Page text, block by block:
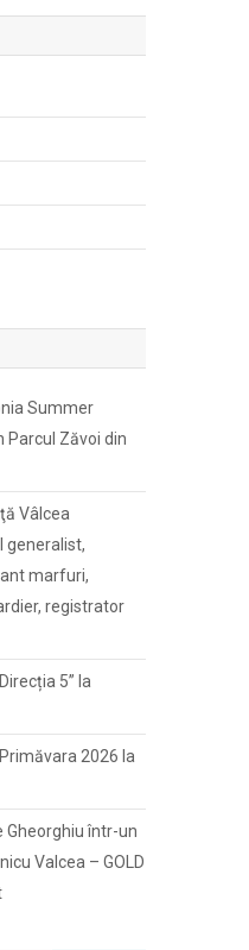
Summer
Parcul Zăvoi din
Vâlcea
generalist,
marfuri,
registrator
5” la
2026 la
Gheorghiu într-un
Valcea – GOLD